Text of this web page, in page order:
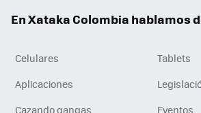
En Xataka Colombia hablamos
Celulares
Tablets
Aplicaciones
Cazando gangas
Eventos